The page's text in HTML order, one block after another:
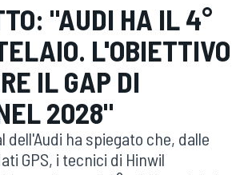
"AUDI HA IL 4°
L'OBIETTIVO
IL GAP DI
2028"
dell'Audi ha spiegato che, dalle
GPS, i tecnici di Hinwil